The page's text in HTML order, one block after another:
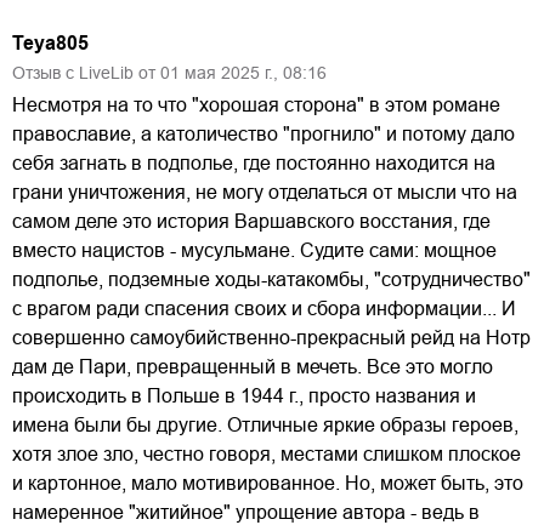
Teya805
Отзыв с LiveLib от 01 мая 2025 г., 08:16
Несмотря на то что "хорошая сторона" в этом романе
православие, а католичество "прогнило" и потому дало
себя загнать в подполье, где постоянно находится на
грани уничтожения, не могу отделаться от мысли что на
самом деле это история Варшавского восстания, где
вместо нацистов - мусульмане. Судите сами: мощное
подполье, подземные ходы-катакомбы, "сотрудничество"
с врагом ради спасения своих и сбора информации... И
совершенно самоубийственно-прекрасный рейд на Нотр
дам де Пари, превращенный в мечеть. Все это могло
происходить в Польше в 1944 г., просто названия и
имена были бы другие. Отличные яркие образы героев,
хотя злое зло, честно говоря, местами слишком плоское
и картонное, мало мотивированное. Но, может быть, это
намеренное "житийное" упрощение автора - ведь в